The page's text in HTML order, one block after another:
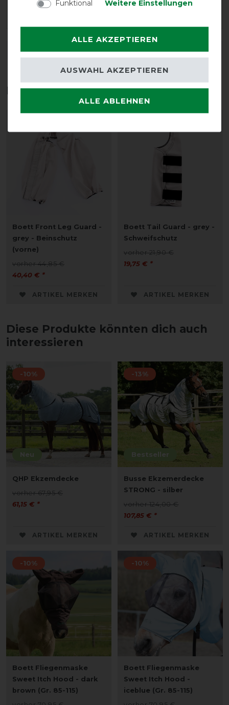
super stabile Fliegenmaske
DETAILS ZUR PRODUKTSICHERHEIT
Das perfekte Zubehör für dich
Boett Front Leg Guard -
grey - Beinschutz
(vorne)
vorher 44,85 €
40,40 € *
ARTIKEL MERKEN
Boett Tail Guard - grey -
Schweifschutz
vorher 21,90 €
19,75 € *
ARTIKEL MERKEN
Diese Produkte könnten dich auch
interessieren
Neu
-10%
QHP Ekzemdecke
vorher 67,95 €
61,15 € *
ARTIKEL MERKEN
Bestseller
-13%
Busse Ekzemerdecke
STRONG - silber
vorher 124,00 €
107,85 € *
ARTIKEL MERKEN
-10%
Boett Fliegenmaske
Sweet Itch Hood - dark
brown (Gr. 85-115)
-10%
Boett Fliegenmaske
Sweet Itch Hood -
iceblue (Gr. 85-115)
Funktional
Weitere Einstellungen
ALLE AKZEPTIEREN
ALLE ABLEHNEN
AUSWAHL AKZEPTIEREN